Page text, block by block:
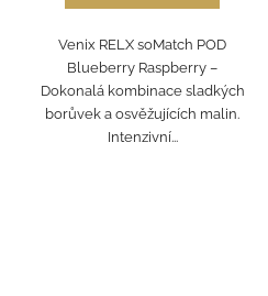
Venix RELX soMatch POD
Blueberry Raspberry –
Dokonalá kombinace sladkých
borůvek a osvěžujících malin.
Intenzivní...